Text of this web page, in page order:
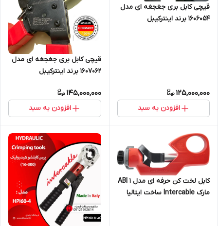
قیچی کابل بری جغجغه ای مدل
1606054 برند اینترکیبل
125,000,000
افزودن به سبد
قیچی کابل بری جغجغه ای مدل
1607062 برند اینترکیبل
145,000,000
افزودن به سبد
کابل لخت کن حرفه ای مدل ABI 1
مارک Intercable ساخت ایتالیا